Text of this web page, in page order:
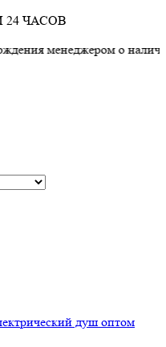
ЧАСОВ
о наличии товара.
душ оптом